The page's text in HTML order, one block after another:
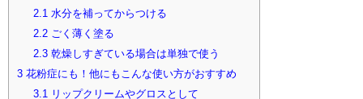
2.1 水分を補ってからつける
2.2ごく薄く塗る
2.3乾燥しすぎている場合は単独で使う
3 花粉症にも！他にもこんな使い方がおすすめ
3.1 リップクリームやグロスとして